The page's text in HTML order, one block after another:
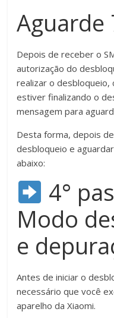
Aguarde
Depois de receber o
autorização do
realizar o desbloqueio,
estiver finalizando o
mensagem para
Desta forma, depois
desbloqueio e
abaixo:
4°
Modo
e
Antes de iniciar o
necessário que você
aparelho da Xiaomi.